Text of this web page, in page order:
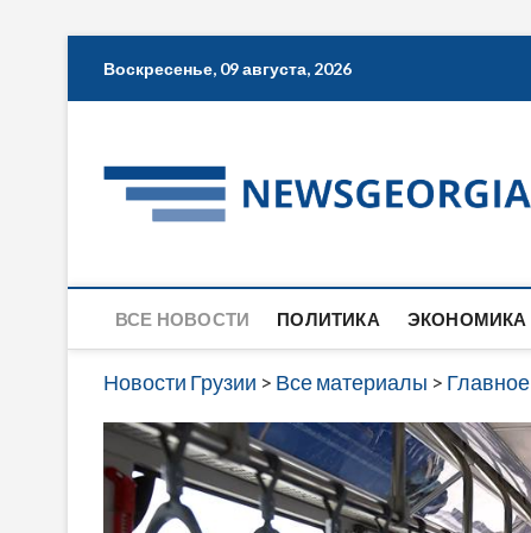
Воскресенье, 09 августа, 2026
ВСЕ НОВОСТИ ПОЛИТИКА ЭКОНОМИКА
Новости Грузии > Все материалы > Главное